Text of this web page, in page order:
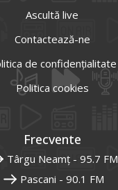
Ascultă live
Contactează-ne
de confidențialitate
Politica cookies
Frecvente
Târgu Neamț - 95.7 FM
Pascani - 90.1 FM